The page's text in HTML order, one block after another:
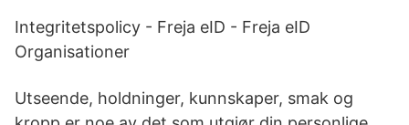
Integritetspolicy - Freja eID - Freja eID
Organisationer
Utseende, holdninger, kunnskaper, smak og